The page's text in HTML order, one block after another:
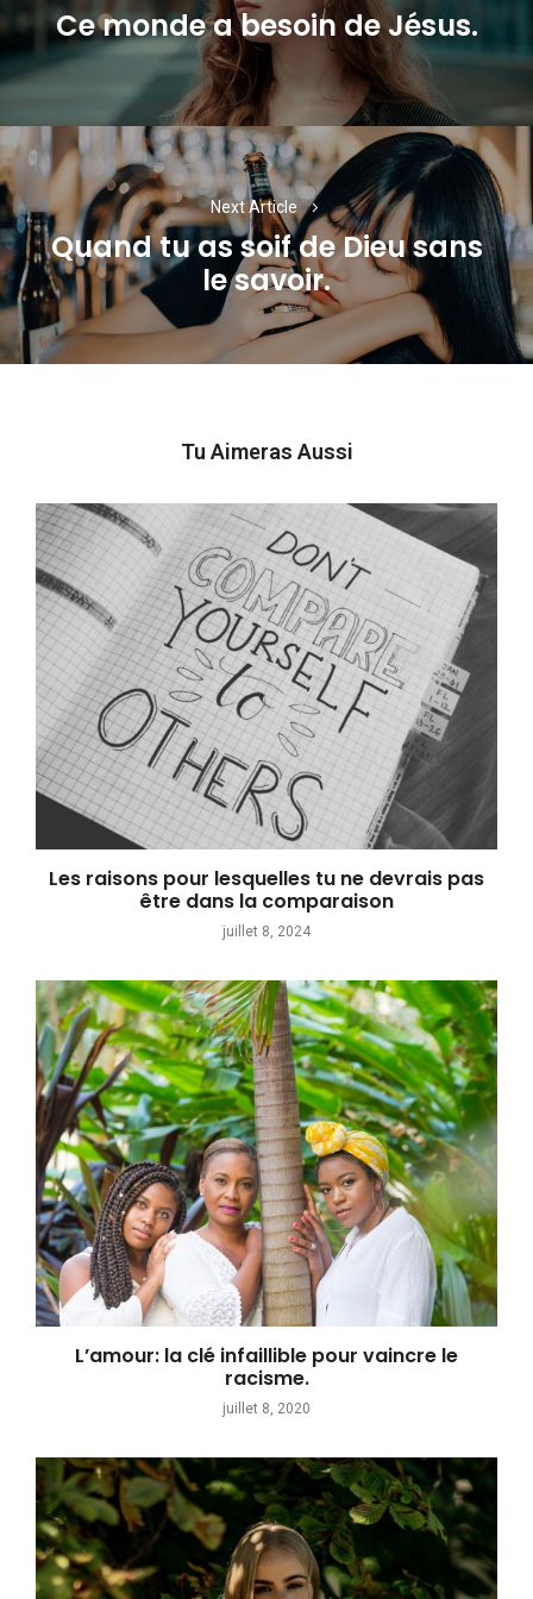
Previous
Ce monde a besoin de Jésus.
Next Article
Next
post:
Quand tu as soif de Dieu sans
le savoir.
Tu Aimeras Aussi
Les raisons pour lesquelles tu ne devrais pas
être dans la comparaison
juillet 8, 2024
L’amour: la clé infaillible pour vaincre le
racisme.
juillet 8, 2020